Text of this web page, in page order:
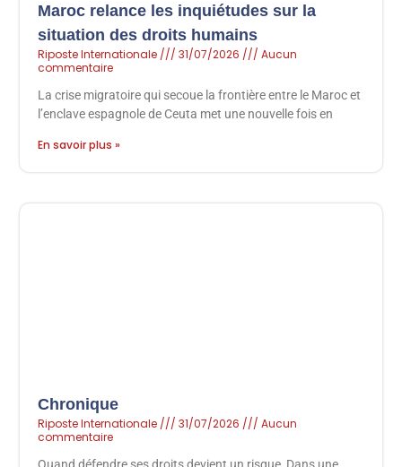
Maroc relance les inquiétudes sur la
situation des droits humains
Riposte Internationale 31/07/2026
Aucun
commentaire
La crise migratoire qui secoue la frontière entre le Maroc et
l’enclave espagnole de Ceuta met une nouvelle fois en
En savoir plus »
Chronique
Riposte Internationale 31/07/2026
Aucun
commentaire